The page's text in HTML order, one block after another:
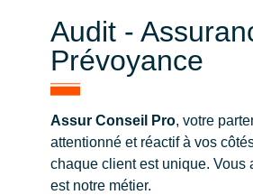
Audit -
Prévoyance
Assur Conseil Pro, votre
attentionné et réactif à vos
chaque client est unique. Vous
est notre métier.